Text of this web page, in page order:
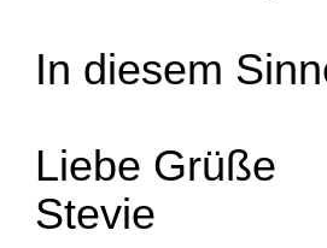
In diesem
Liebe Grüße
Stevie